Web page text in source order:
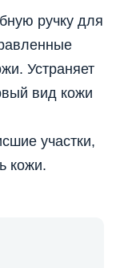
ручку для
Устраняет
вид кожи
участки,
кожи.